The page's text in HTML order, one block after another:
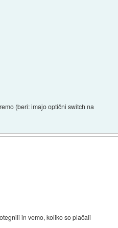
(beri: imajo optični switch na
in vemo, koliko so plačali